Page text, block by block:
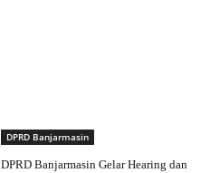
DPRD Banjarmasin
DPRD Banjarmasin Gelar Hearing dan